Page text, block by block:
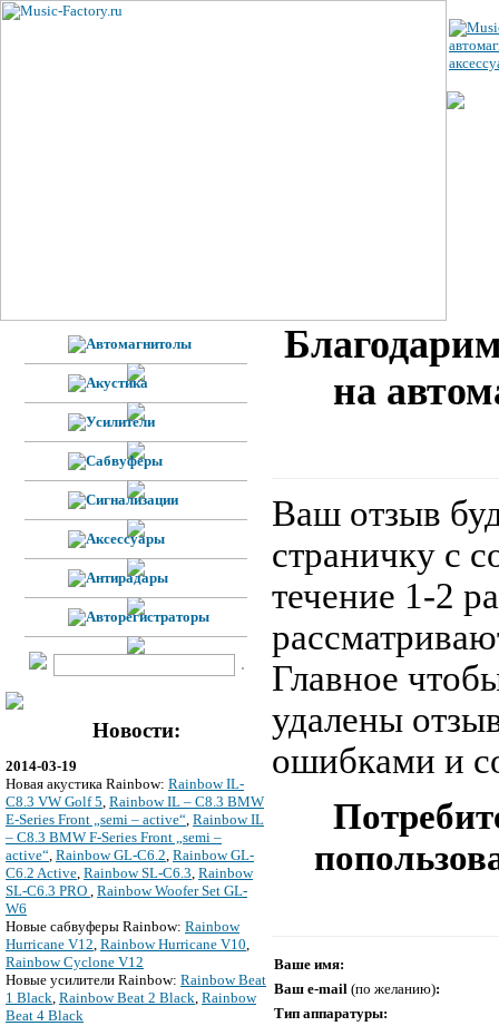
Новости:
2014-03-19
Новая акустика Rainbow: Rainbow IL-
C8.3 VW Golf 5, Rainbow IL – C8.3 BMW
E-Series Front „semi – active“, Rainbow IL
– C8.3 BMW F-Series Front „semi –
active“, Rainbow GL-C6.2, Rainbow GL-
C6.2 Active, Rainbow SL-C6.3, Rainbow
SL-C6.3 PRO , Rainbow Woofer Set GL-
W6
Новые сабвуферы Rainbow: Rainbow
Hurricane V12, Rainbow Hurricane V10,
Rainbow Cyclone V12
Новые усилители Rainbow: Rainbow Beat
1 Black, Rainbow Beat 2 Black, Rainbow
Beat 4 Black
на
Ваш отзыв
страничку с
течение 1-2
Главное
удалены
ошибками и
Ваше имя:
Ваш e-mail (по желанию):
Тип аппаратуры: